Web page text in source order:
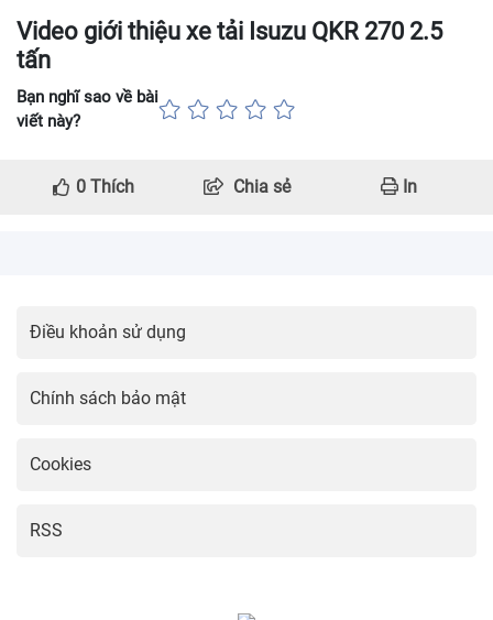
Video giới thiệu xe tải Isuzu QKR 270 2.5
tấn
Bạn nghĩ sao về bài
viết này?
0 Thích Chia sẻ In
Điều khoản sử dụng
Chính sách bảo mật
Cookies
RSS